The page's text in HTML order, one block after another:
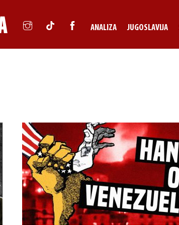
ANALIZA JUGOSLAVIJA